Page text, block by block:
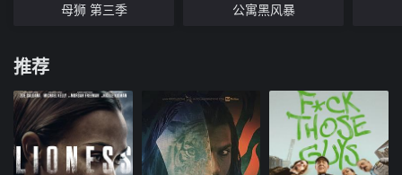
母狮 第三季 公寓黑风暴
推荐